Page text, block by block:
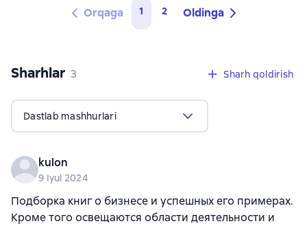
Orqaga 1 2 Oldinga
Sharhlar 3 sharhlar
3 Sharh qoldirish
Dastlab mashhurlari
kulon
9 Iyul 2024
Подборка книг о бизнесе и успешных его примерах.
Кроме того освещаются области деятельности и